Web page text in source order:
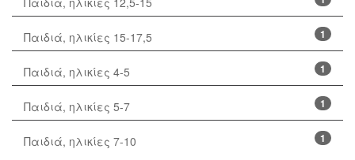
1
Παιδιά, ηλικίες 15-17,5
1
Παιδιά, ηλικίες 4-5
1
Παιδιά, ηλικίες 5-7
1
Παιδιά, ηλικίες 7-10